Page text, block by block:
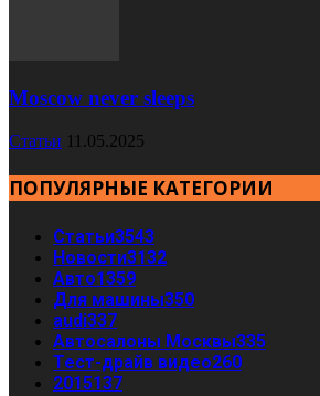
Moscow never sleeps
Статьи 11.05.2025
ПОПУЛЯРНЫЕ КАТЕГОРИИ
Статьи3543
Новости3132
Авто1359
Для машины350
audi337
Автосалоны Москвы335
Тест-драйв видео260
2015137